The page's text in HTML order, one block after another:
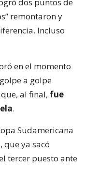
remontaron y
Incluso
en el momento
a golpe
al final, fue
.
Sudamericana
que ya sacó
tercer puesto ante